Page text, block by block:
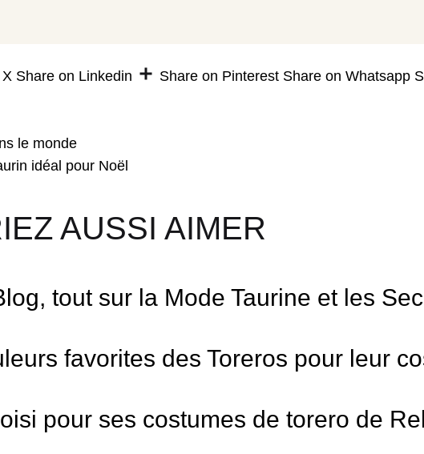
Share on Linkedin Share on Pinterest Share on Whatsapp
le monde
idéal pour Noël
AUSSI AIMER
tout sur la Mode Taurine et les
favorites des Toreros pour leur
pour ses costumes de torero de